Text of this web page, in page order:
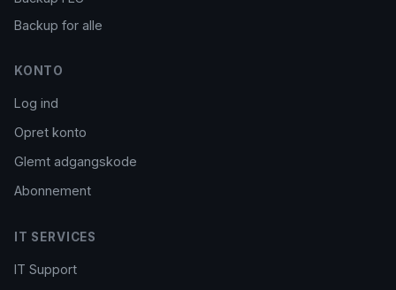
Backup for alle
KONTO
Log ind
Opret konto
Glemt adgangskode
Abonnement
IT SERVICES
IT Support